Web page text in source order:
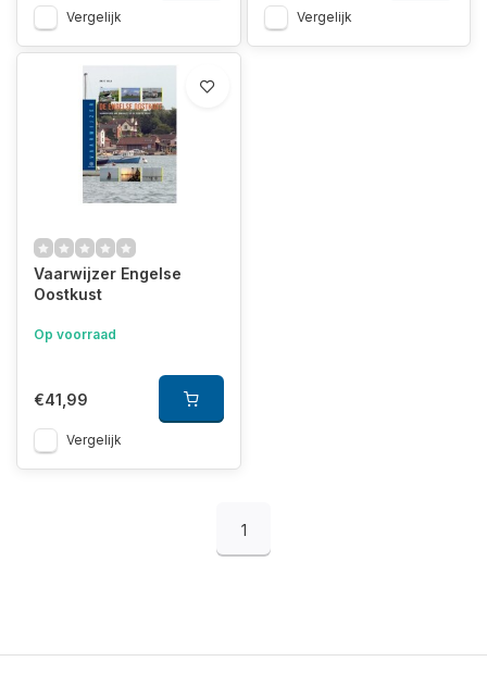
Vergelijk Vergelijk
Vaarwijzer Engelse
Oostkust
Op voorraad
€41,99
Vergelijk
1